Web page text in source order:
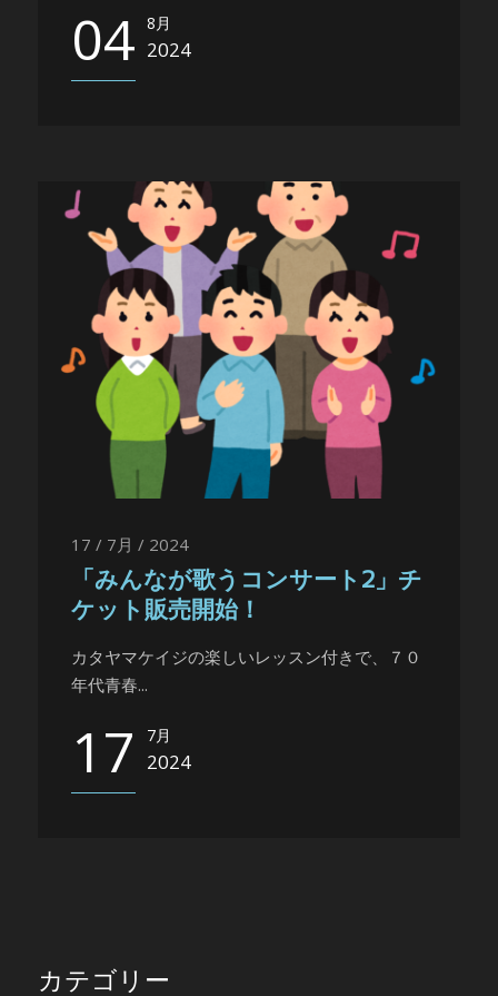
04 8月
2024
17 / 7月 / 2024
「みんなが歌うコンサート2」チ
ケット販売開始！
カタヤマケイジの楽しいレッスン付きで、７０
年代青春...
17 7月
2024
カテゴリー